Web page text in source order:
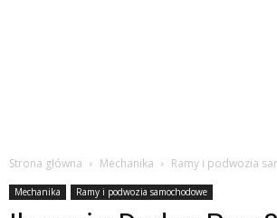
Strona główna Mechanika Ramy i podwozia
Mechanika Ramy i podwozia samochodowe